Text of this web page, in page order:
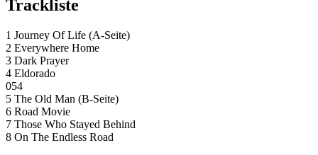
Trackliste
1 Journey Of Life (A-Seite)
2 Everywhere Home
3 Dark Prayer
4 Eldorado
054
5 The Old Man (B-Seite)
6 Road Movie
7 Those Who Stayed Behind
8 On The Endless Road